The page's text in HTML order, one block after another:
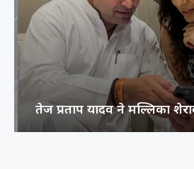
तेज प्रताप यादव ने मल्लिका